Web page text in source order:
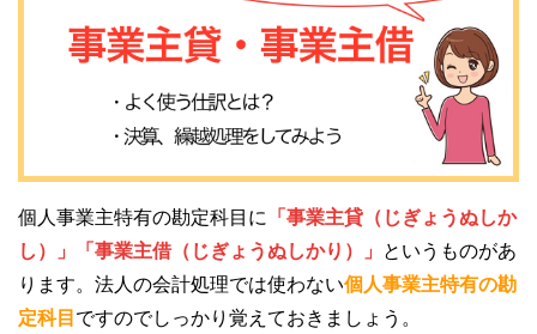
個人事業主特有の勘定科目に
「事業主貸（じぎょうぬしか
し）」「事業主借（じぎょうぬしかり）」
というものがあ
ります。法人の会計処理では使わない個人事業主特有の勘
定科目 ですのでしっかり覚えておきましょう。